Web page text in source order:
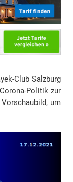
Club Salzburg
Politik zur
um